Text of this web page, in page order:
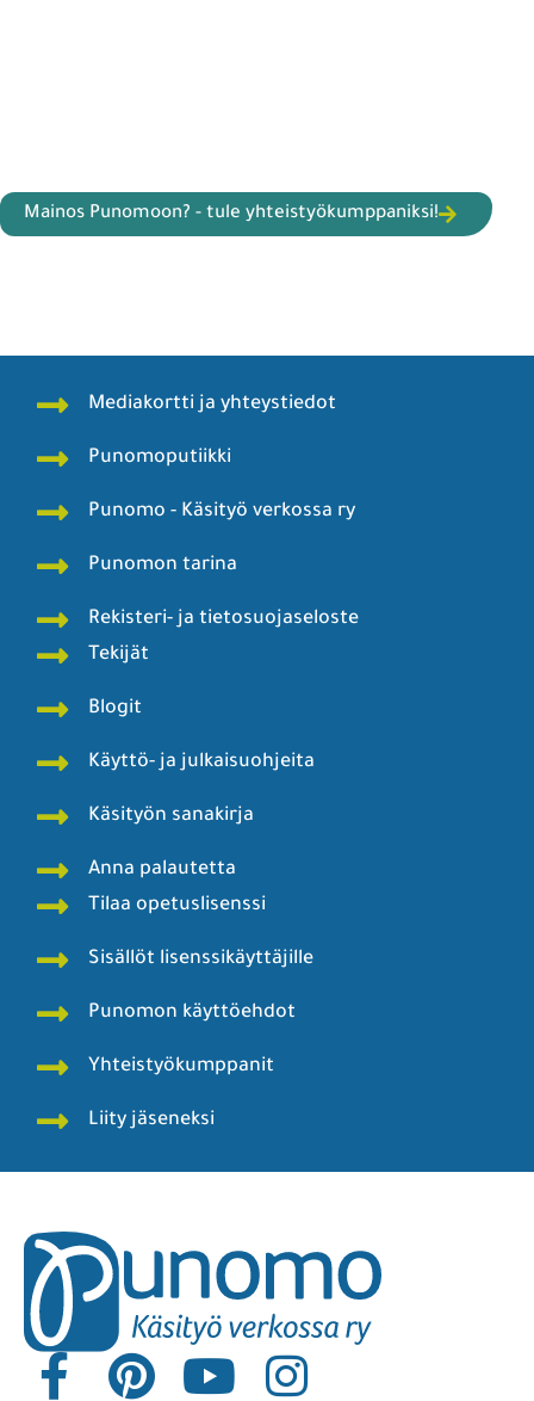
Mainos Punomoon? - tule yhteistyökumppaniksi!
Mediakortti ja yhteystiedot
Punomoputiikki
Punomo - Käsityö verkossa ry
Punomon tarina
Rekisteri- ja tietosuojaseloste
Tekijät
Blogit
Käyttö- ja julkaisuohjeita
Käsityön sanakirja
Anna palautetta
Tilaa opetuslisenssi
Sisällöt lisenssikäyttäjille
Punomon käyttöehdot
Yhteistyökumppanit
Liity jäseneksi